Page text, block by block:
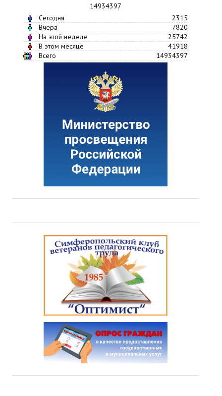
14934397
Сегодня
2315
Вчера
7820
На этой неделе
25742
В этом месяце
41918
Всего
14934397